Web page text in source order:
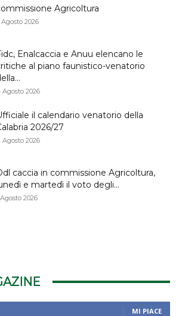
Agricoltura
Agosto 2026
Enalcaccia e Anuu elencano le
al piano faunistico-venatorio
Agosto 2026
il calendario venatorio della
2026/27
Agosto 2026
caccia in commissione Agricoltura,
e martedì il voto degli...
Agosto 2026
MI PIACE